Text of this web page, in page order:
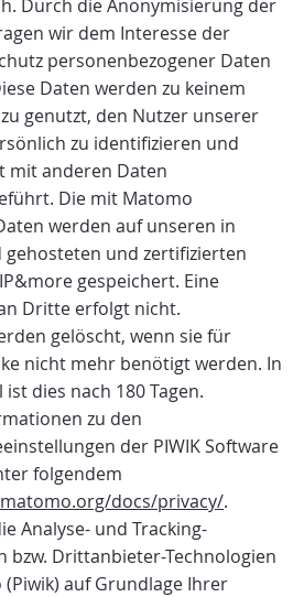
Durch die Anonymisierung der
wir dem Interesse der
personenbezogener Daten
Daten werden zu keinem
genutzt, den Nutzer unserer
zu identifizieren und
mit anderen Daten
Die mit Matomo
werden auf unseren in
gehosteten und zertifizierten
gespeichert. Eine
Dritte erfolgt nicht.
gelöscht, wenn sie für
nicht mehr benötigt werden. In
ist dies nach 180 Tagen.
zu den
der PIWIK Software
folgendem
docs/privacy/.
Analyse- und Tracking-
bzw. Drittanbieter-Technologien
auf Grundlage Ihrer